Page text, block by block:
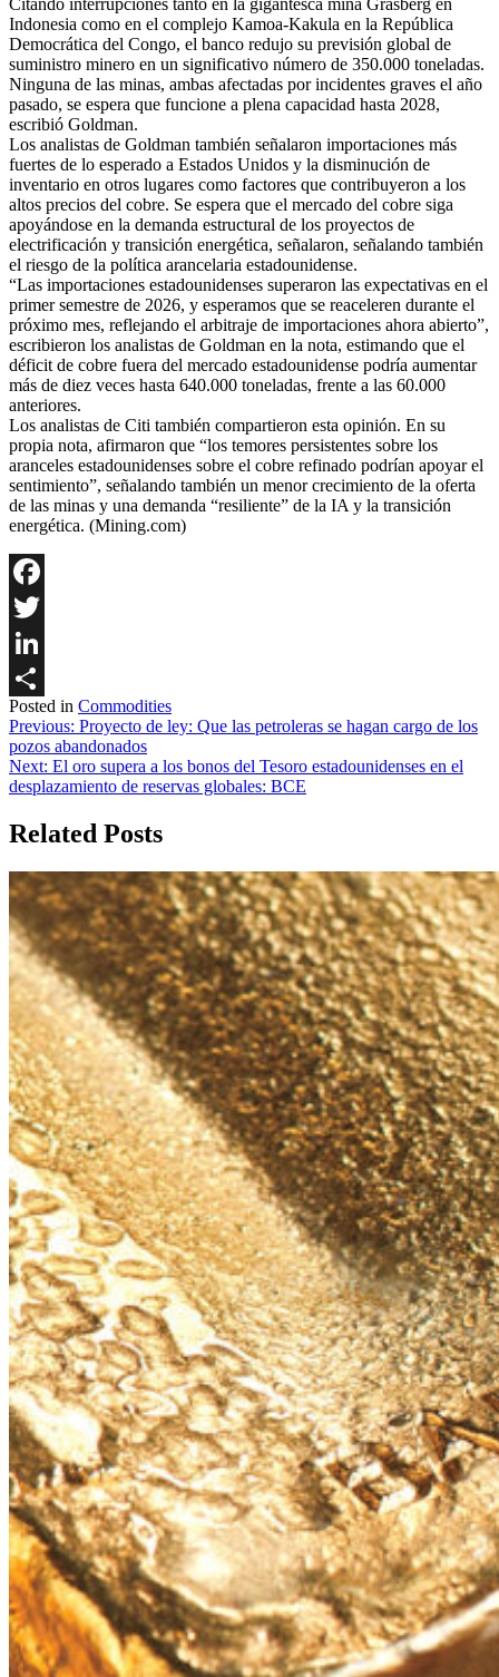
Indonesia como en el complejo Kamoa-Kakula en la República
Democrática del Congo, el banco redujo su previsión global de
suministro minero en un significativo número de 350.000 toneladas.
Ninguna de las minas, ambas afectadas por incidentes graves el año
pasado, se espera que funcione a plena capacidad hasta 2028,
escribió Goldman.
Los analistas de Goldman también señalaron importaciones más
fuertes de lo esperado a Estados Unidos y la disminución de
inventario en otros lugares como factores que contribuyeron a los
altos precios del cobre. Se espera que el mercado del cobre siga
apoyándose en la demanda estructural de los proyectos de
electrificación y transición energética, señalaron, señalando también
el riesgo de la política arancelaria estadounidense.
“Las importaciones estadounidenses superaron las expectativas en el
primer semestre de 2026, y esperamos que se reaceleren durante el
próximo mes, reflejando el arbitraje de importaciones ahora abierto”,
escribieron los analistas de Goldman en la nota, estimando que el
déficit de cobre fuera del mercado estadounidense podría aumentar
más de diez veces hasta 640.000 toneladas, frente a las 60.000
anteriores.
Los analistas de Citi también compartieron esta opinión. En su
propia nota, afirmaron que “los temores persistentes sobre los
aranceles estadounidenses sobre el cobre refinado podrían apoyar el
sentimiento”, señalando también un menor crecimiento de la oferta
de las minas y una demanda “resiliente” de la IA y la transición
energética. (Mining.com)
Facebook
Twitter
LinkedIn
Share
Posted in Commodities
Navegación
de
entradas
Previous: Proyecto de ley: Que las petroleras se hagan cargo de los
pozos abandonados
Next: El oro supera a los bonos del Tesoro estadounidenses en el
desplazamiento de reservas globales: BCE
Related Posts